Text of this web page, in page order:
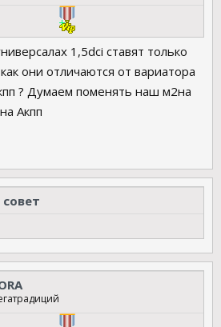
1,5dci ставят только
они отличаются от вариатора
? Думаем поменять наш м2на
Акпп